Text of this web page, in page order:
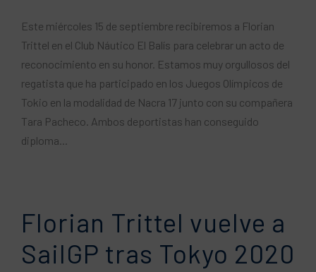
Este miércoles 15 de septiembre recibiremos a Florian
Trittel en el Club Náutico El Balís para celebrar un acto de
reconocimiento en su honor. Estamos muy orgullosos del
regatista que ha participado en los Juegos Olímpicos de
Tokio en la modalidad de Nacra 17 junto con su compañera
Tara Pacheco. Ambos deportistas han conseguido
diploma...
Florian Trittel vuelve a
SailGP tras Tokyo 2020